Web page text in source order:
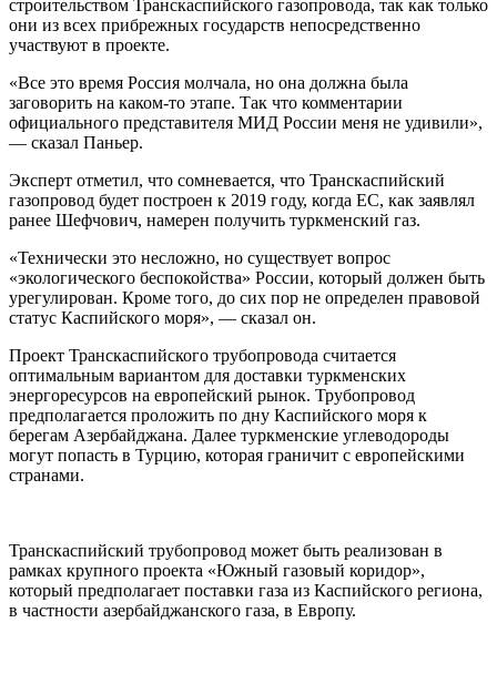
строительством Транскаспийского газопровода, так как только
они из всех прибрежных государств непосредственно
участвуют в проекте.
«Все это время Россия молчала, но она должна была
заговорить на каком-то этапе. Так что комментарии
официального представителя МИД России меня не удивили»,
— сказал Паньер.
Эксперт отметил, что сомневается, что Транскаспийский
газопровод будет построен к 2019 году, когда ЕС, как заявлял
ранее Шефчович, намерен получить туркменский газ.
«Технически это несложно, но существует вопрос
«экологического беспокойства» России, который должен быть
урегулирован. Кроме того, до сих пор не определен правовой
статус Каспийского моря», — сказал он.
Проект Транскаспийского трубопровода считается
оптимальным вариантом для доставки туркменских
энергоресурсов на европейский рынок. Трубопровод
предполагается проложить по дну Каспийского моря к
берегам Азербайджана. Далее туркменские углеводороды
могут попасть в Турцию, которая граничит с европейскими
странами.
Транскаспийский трубопровод может быть реализован в
рамках крупного проекта «Южный газовый коридор»,
который предполагает поставки газа из Каспийского региона,
в частности азербайджанского газа, в Европу.